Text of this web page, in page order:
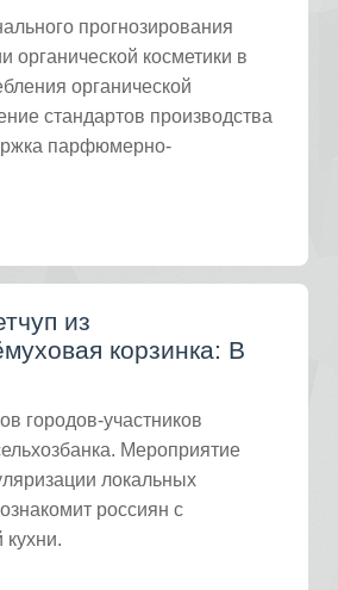
прогнозирования
органической косметики в
органической
стандартов производства
парфюмерно-
из
корзинка: В
городов-участников
Мероприятие
локальных
россиян с